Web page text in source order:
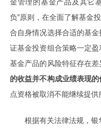
负”原则，在全面了解基金
合自身情况选择合适的基
证基金投资组合策略一定
基金产品的风险特征存在差
的收益并不构成业绩表现的
点资格被取消不能继续提
根据有关法律法规，